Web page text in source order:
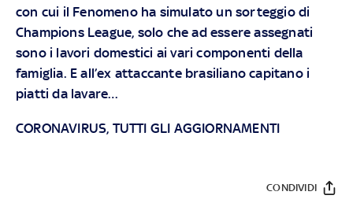
con cui il Fenomeno ha simulato un sorteggio di
Champions League, solo che ad essere assegnati
sono i lavori domestici ai vari componenti della
famiglia. E all’ex attaccante brasiliano capitano i
piatti da lavare…
CORONAVIRUS, TUTTI GLI AGGIORNAMENTI
CONDIVIDI